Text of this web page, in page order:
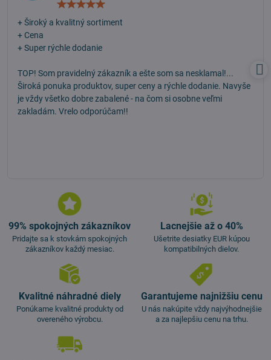
+ Široký a kvalitný sortiment
+ Cena
+ Super rýchle dodanie
TOP! Som pravidelný zákazník a ešte som sa nesklamal!...
Široká ponuka produktov, super ceny a rýchle dodanie. Navyše
je vždy všetko dobre zabalené - na čom si osobne veľmi
zakladám. Vrelo odporúčam!!
99% spokojných zákazníkov
Pridajte sa k stovkám spokojných
zákazníkov každý mesiac.
Lacnejšie až o 40%
Ušetrite desiatky EUR kúpou
kompatibilných dielov.
Kvalitné náhradné diely
Ponúkame kvalitné produkty od
overeného výrobcu.
Garantujeme najnižšiu cenu
U nás nakúpite vždy najvýhodnejšie
a za najlepšiu cenu na trhu.